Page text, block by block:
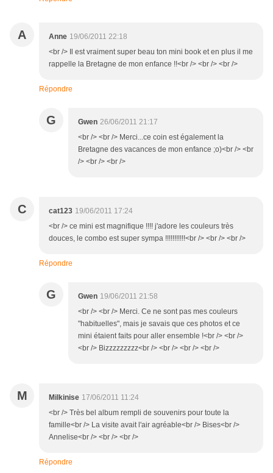
A Anne 19/06/2011 22:18
<br /> Il est vraiment super beau ton mini book et en plus il me
rappelle la Bretagne de mon enfance !!<br /> <br /> <br />
Répondre
G Gwen 26/06/2011 21:17
<br /> <br /> Merci...ce coin est également la
Bretagne des vacances de mon enfance ;o)<br /> <br
/> <br /> <br />
C cat123 19/06/2011 17:24
<br /> ce mini est magnifique !!!! j'adore les couleurs très
douces, le combo est super sympa !!!!!!!!!!!<br /> <br /> <br />
Répondre
G Gwen 19/06/2011 21:58
<br /> <br /> Merci. Ce ne sont pas mes couleurs
"habituelles", mais je savais que ces photos et ce
mini étaient faits pour aller ensemble !<br /> <br />
<br /> Bizzzzzzzzz<br /> <br /> <br /> <br />
M Milkinise 17/06/2011 11:24
<br /> Très bel album rempli de souvenirs pour toute la
famille<br /> La visite avait l'air agréable<br /> Bises<br />
Annelise<br /> <br /> <br />
Répondre